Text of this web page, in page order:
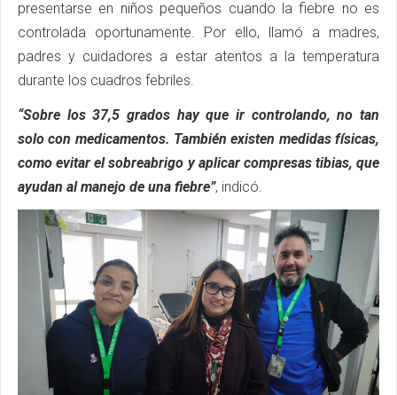
presentarse en niños pequeños cuando la fiebre no es
controlada oportunamente. Por ello, llamó a madres,
padres y cuidadores a estar atentos a la temperatura
durante los cuadros febriles.
“Sobre los 37,5 grados hay que ir controlando, no tan
solo con medicamentos. También existen medidas físicas,
como evitar el sobreabrigo y aplicar compresas tibias, que
ayudan al manejo de una fiebre”, indicó.